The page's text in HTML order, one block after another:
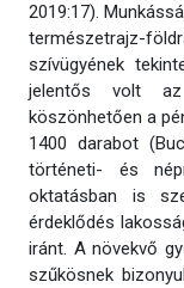
2019:17).
természetrajz-
szívügyének
jelentős volt
köszönhetően a
1400 darabot
történeti- és
oktatásban is
érdeklődés
iránt. A növekvő
szűkösnek